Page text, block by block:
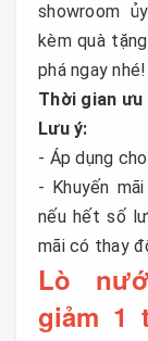
showroom
kèm quà
phá ngay nhé!
Thời gian ưu
Lưu ý:
- Áp dụng
- Khuyến
nếu hết số
mãi có thay
Lò
giảm 1